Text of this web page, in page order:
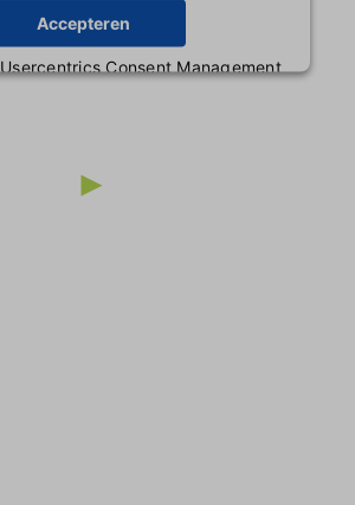
Accepteren
Usercentrics Consent Management